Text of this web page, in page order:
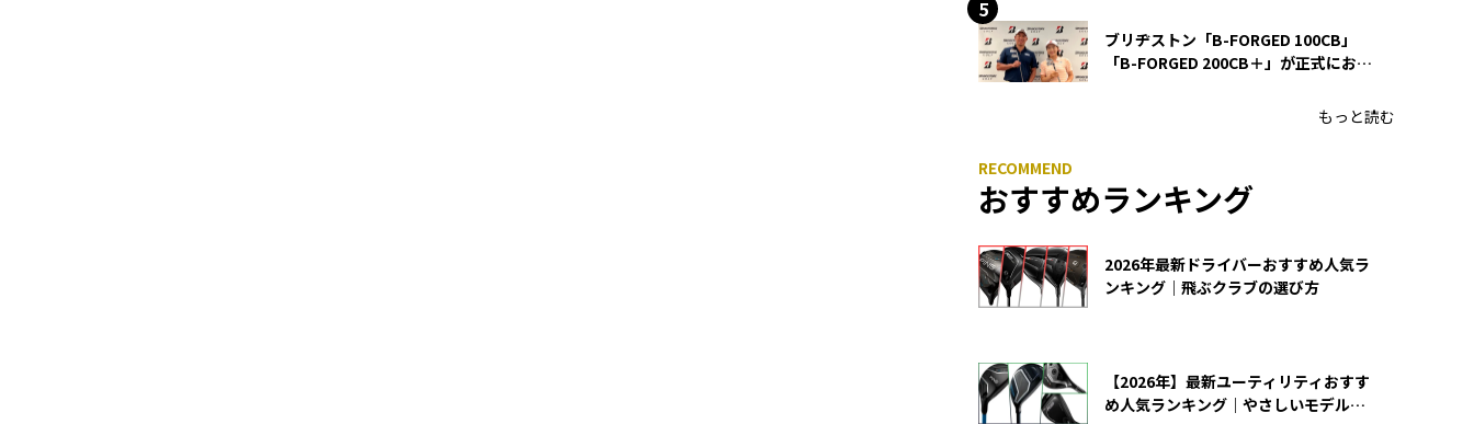
ブリヂストン「B-FORGED 100CB」
「B-FORGED 200CB＋」が正式にお披
もっと読む
おすすめランキング
2026年最新ドライバーおすすめ人気ラ
ンキング｜飛ぶクラブの選び方
【2026年】最新ユーティリティおすす
め人気ランキング｜やさしいモデルの